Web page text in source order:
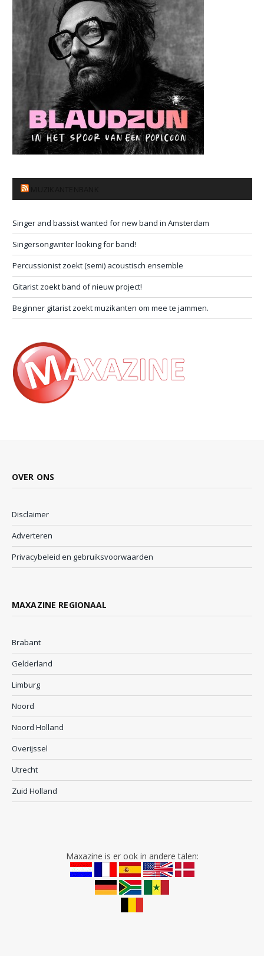
Singer and bassist wanted for new band in Amsterdam
Singersongwriter looking for band!
Percussionist zoekt (semi) acoustisch ensemble
Gitarist zoekt band of nieuw project!
Beginner gitarist zoekt muzikanten om mee te jammen.
OVER ONS
Disclaimer
Adverteren
Privacybeleid en gebruiksvoorwaarden
MAXAZINE REGIONAAL
Brabant
Gelderland
Limburg
Noord
Noord Holland
Overijssel
Utrecht
Zuid Holland
Maxazine is er ook in andere talen: